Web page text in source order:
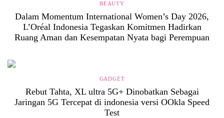
BEAUTY
Dalam Momentum International Women’s Day 2026,
L’Oréal Indonesia Tegaskan Komitmen Hadirkan
Ruang Aman dan Kesempatan Nyata bagi Perempuan
GADGET
Rebut Tahta, XL ultra 5G+ Dinobatkan Sebagai
Jaringan 5G Tercepat di indonesia versi OOkla Speed
Test